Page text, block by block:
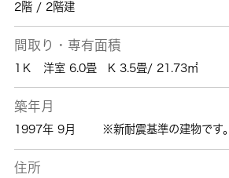
2階 / 2階建
間取り・専有面積
1Ｋ 洋室 6.0畳 K 3.5畳/ 21.73㎡
築年月
1997年 9月 ※新耐震基準の建物です。
住所